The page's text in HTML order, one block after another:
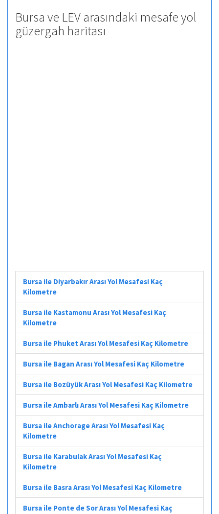
Bursa ve LEV arasındaki mesafe yol
güzergah haritası
Bursa ile Diyarbakır Arası Yol Mesafesi Kaç
Kilometre
Bursa ile Kastamonu Arası Yol Mesafesi Kaç
Kilometre
Bursa ile Phuket Arası Yol Mesafesi Kaç Kilometre
Bursa ile Bagan Arası Yol Mesafesi Kaç Kilometre
Bursa ile Bozüyük Arası Yol Mesafesi Kaç Kilometre
Bursa ile Ambarlı Arası Yol Mesafesi Kaç Kilometre
Bursa ile Anchorage Arası Yol Mesafesi Kaç
Kilometre
Bursa ile Karabulak Arası Yol Mesafesi Kaç
Kilometre
Bursa ile Basra Arası Yol Mesafesi Kaç Kilometre
Bursa ile Ponte de Sor Arası Yol Mesafesi Kaç